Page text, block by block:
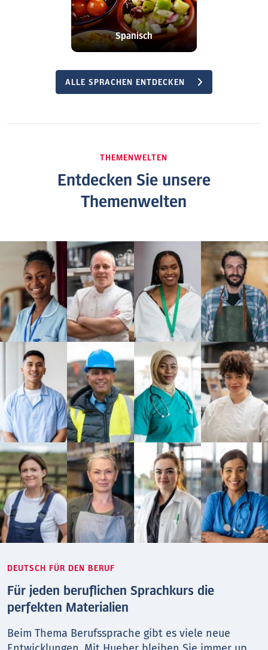
Spanisch
ALLE SPRACHEN ENTDECKEN
THEMENWELTEN
Entdecken Sie unsere
Themenwelten
DEUTSCH FÜR DEN BERUF
Für jeden beruflichen Sprachkurs die
perfekten Materialien
Beim Thema Berufs­sprache gibt es viele neue